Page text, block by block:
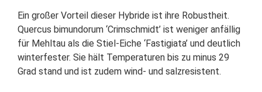
Ein großer Vorteil dieser Hybride ist ihre Robustheit.
Quercus bimundorum ‘Crimschmidt’ ist weniger anfällig
für Mehltau als die Stiel-Eiche ‘Fastigiata’ und deutlich
winterfester. Sie hält Temperaturen bis zu minus 29
Grad stand und ist zudem wind- und salzresistent.